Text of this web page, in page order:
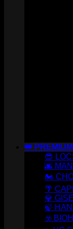
👑
😎
🌆
🏍️
🌴
💎
🍃
☣️